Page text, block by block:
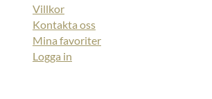
Villkor
Kontakta oss
Mina favoriter
Logga in